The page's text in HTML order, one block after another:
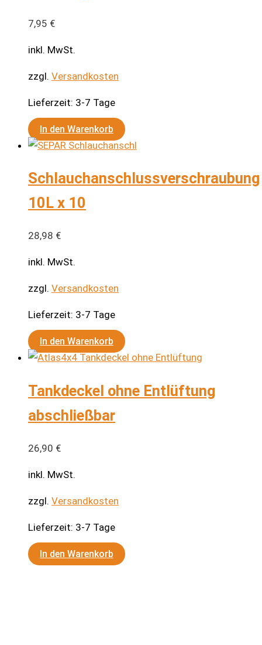
7,95 €
inkl. MwSt.
zzgl. Versandkosten
Lieferzeit: 3-7 Tage
In den Warenkorb
Schlauchanschlussverschraubung
10L x 10
28,98 €
inkl. MwSt.
zzgl. Versandkosten
Lieferzeit: 3-7 Tage
In den Warenkorb
Tankdeckel ohne Entlüftung
abschließbar
26,90 €
inkl. MwSt.
zzgl. Versandkosten
Lieferzeit: 3-7 Tage
In den Warenkorb